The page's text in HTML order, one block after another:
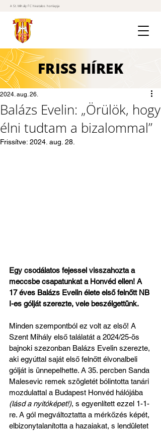
A St. Mihály FC hivatalos honlapja
FRISS HÍREK
Balázs Evelin: „Örülök, hogy
élni tudtam a bizalommal”
2024. aug. 26.
Frissítve: 2024. aug. 28.
Egy csodálatos fejessel visszahozta a
meccsbe csapatunkat a Honvéd ellen! A
17 éves Balázs Evelin élete első felnőtt NB
I-es gólját szerezte, vele beszélgettünk.
Minden szempontból ez volt az első! A
Szent Mihály első találatát a 2024/25-ös
bajnoki szezonban Balázs Evelin szerezte,
aki egyúttal saját első felnőtt élvonalbeli
gólját is ünnepelhette. A 35. percben Sanda
Malesevic remek szögletét bólintotta tanári
mozdulattal a Budapest Honvéd hálójába
(lásd a nyitóképet!), s egyenlített ezzel 1-1-
re. A gól megváltoztatta a mérkőzés képét,
elbizonytalanította a hazaiakat, s lendületet